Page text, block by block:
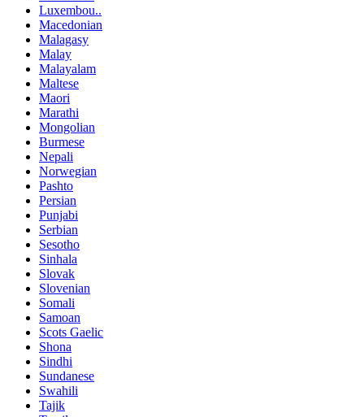
Luxembou..
Macedonian
Malagasy
Malay
Malayalam
Maltese
Maori
Marathi
Mongolian
Burmese
Nepali
Norwegian
Pashto
Persian
Punjabi
Serbian
Sesotho
Sinhala
Slovak
Slovenian
Somali
Samoan
Scots Gaelic
Shona
Sindhi
Sundanese
Swahili
Tajik